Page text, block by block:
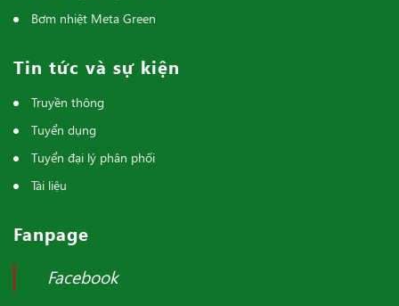
Bơm nhiệt Meta Green
Tin tức và sự kiện
Truyền thông
Tuyển dụng
Tuyển đại lý phân phối
Tài liệu
Fanpage
Facebook